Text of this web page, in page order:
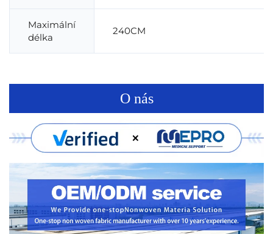
Maximální
délka
240CM
O nás